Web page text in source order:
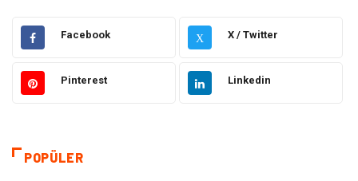
Hukuk Moda
Gündem Elektronik
Dekorasyon
Facebook X X / Twitter
Pinterest Linkedin
POPÜLER